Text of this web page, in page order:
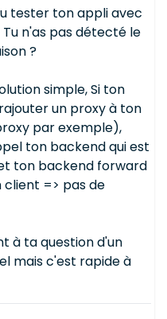
tester ton appli avec
Tu n'as pas détecté le
?
simple, Si ton
un proxy à ton
par exemple),
ton backend qui est
ton backend forward
client => pas de
à ta question d'un
mais c'est rapide à